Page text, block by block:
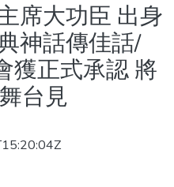
席大功臣 出身
神話傳佳話/
獲正式承認 將
台見